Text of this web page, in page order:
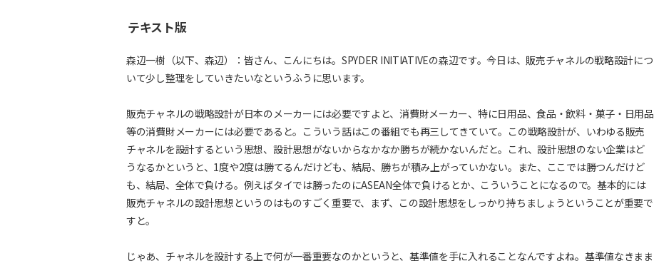
テキスト版
森辺一樹（以下、森辺）：皆さん、こんにちは。SPYDER INITIATIVEの森辺です。今日は、販売チャネルの戦略設計につ
いて少し整理をしていきたいなというふうに思います。
販売チャネルの戦略設計が日本のメーカーには必要ですよと、消費財メーカー、特に日用品、食品・飲料・菓子・日用品
等の消費財メーカーには必要であると。こういう話はこの番組でも再三してきていて。この戦略設計が、いわゆる販売
チャネルを設計するという思想、設計思想がないからなかなか勝ちが続かないんだと。これ、設計思想のない企業はど
うなるかというと、1度や2度は勝てるんだけども、結局、勝ちが積み上がっていかない。また、ここでは勝つんだけど
も、結局、全体で負ける。例えばタイでは勝ったのにASEAN全体で負けるとか、こういうことになるので。基本的には
販売チャネルの設計思想というのはものすごく重要で、まず、この設計思想をしっかり持ちましょうということが重要で
すと。
じゃあ、チャネルを設計する上で何が一番重要なのかというと、基準値を手に入れることなんですよね。基準値なきまま